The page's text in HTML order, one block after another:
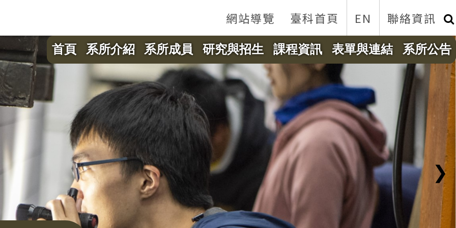
網站導覽 臺科首頁 EN 聯絡資訊
首頁 系所介紹 系所成員 研究與招生 課程資訊 表單與連結 系所公告
❯